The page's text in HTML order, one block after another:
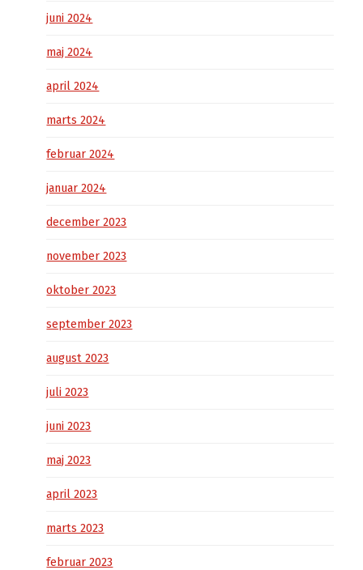
juni 2024
maj 2024
april 2024
marts 2024
februar 2024
januar 2024
december 2023
november 2023
oktober 2023
september 2023
august 2023
juli 2023
juni 2023
maj 2023
april 2023
marts 2023
februar 2023